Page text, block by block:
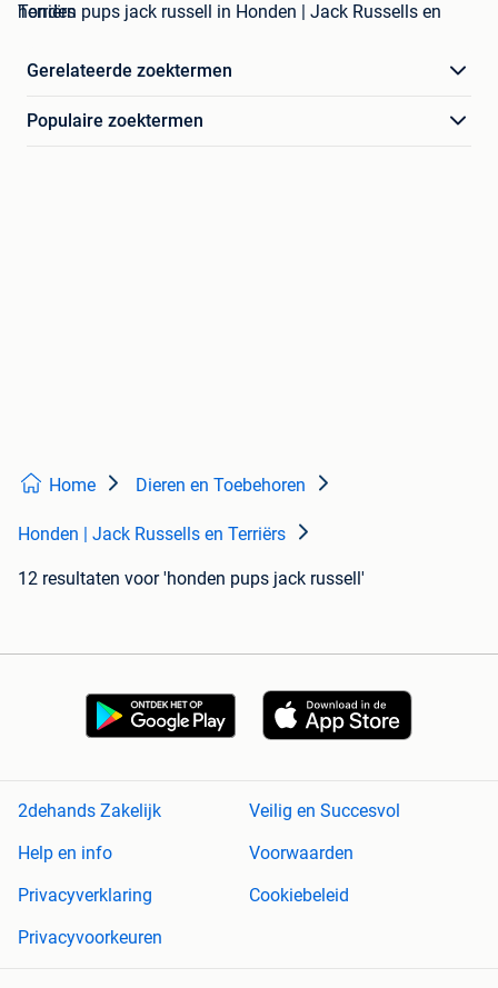
honden pups jack russell in Honden | Jack Russells en Terriërs
Gerelateerde zoektermen
Populaire zoektermen
Home Dieren en Toebehoren
Honden | Jack Russells en Terriërs
12 resultaten voor 'honden pups jack russell'
2dehands Zakelijk
Veilig en Succesvol
Help en info
Voorwaarden
Privacyverklaring
Cookiebeleid
Privacyvoorkeuren